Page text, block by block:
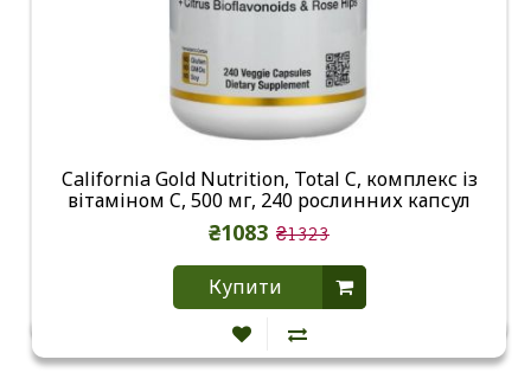
California Gold Nutrition, Total C, комплекс із
вітаміном C, 500 мг, 240 рослинних капсул
₴1083 ₴1323
Купити